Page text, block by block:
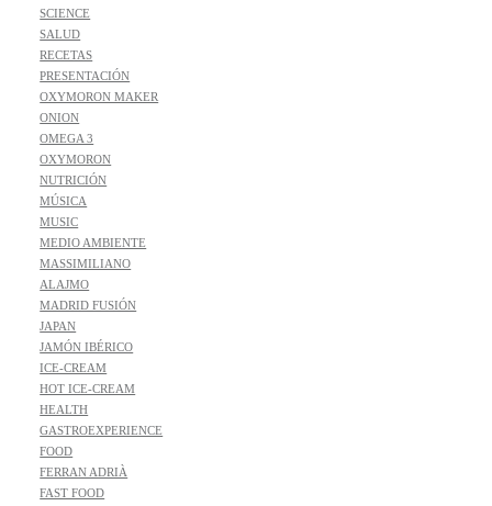
SCIENCE
SALUD
RECETAS
PRESENTACIÓN
OXYMORON MAKER
ONION
OMEGA 3
OXYMORON
NUTRICIÓN
MÚSICA
MUSIC
MEDIO AMBIENTE
MASSIMILIANO
ALAJMO
MADRID FUSIÓN
JAPAN
JAMÓN IBÉRICO
ICE-CREAM
HOT ICE-CREAM
HEALTH
GASTROEXPERIENCE
FOOD
FERRAN ADRIÀ
FAST FOOD